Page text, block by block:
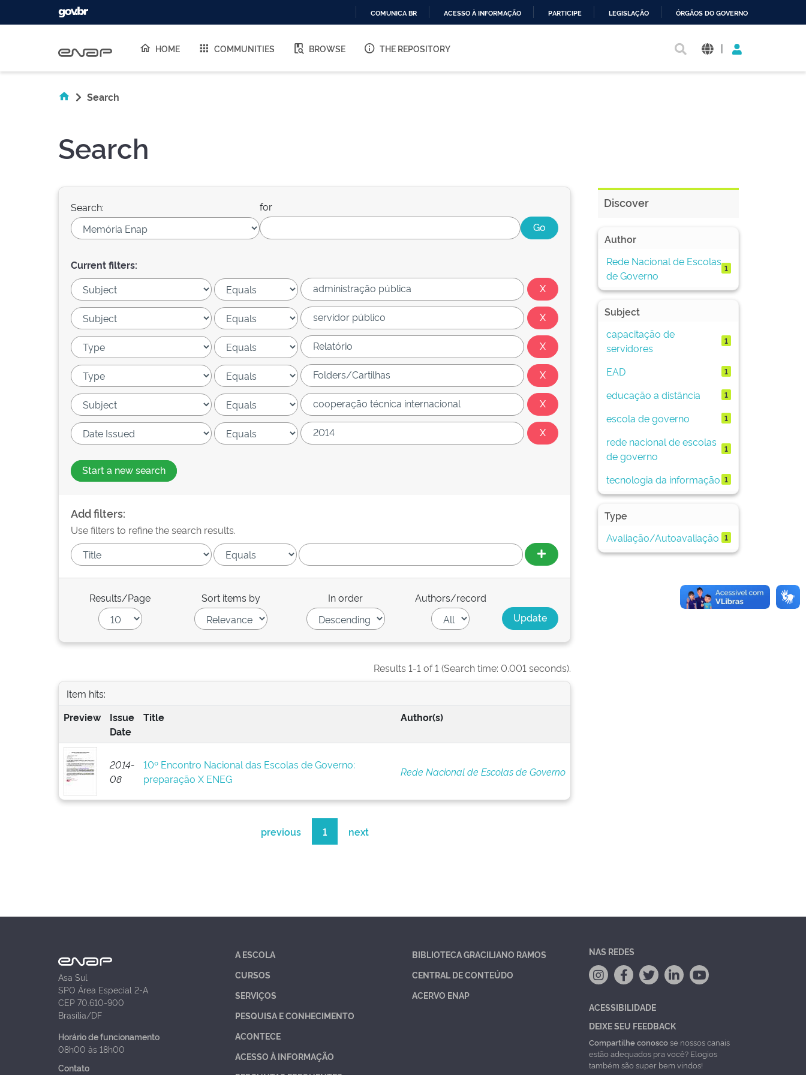
O
COMUNICA BR ACESSO À INFORMAÇÃO PARTICIPE LEGISLAÇÃO ÓRGÃOS DO GOVERNO
HOME COMMUNITIES BROWSE THE REPOSITORY |
Search
Search
Search: for
Current filters:
Start a new search
Add filters:
Use filters to refine the search results.
Results/Page Sort items by In order Authors/record
Results 1-1 of 1 (Search time: 0.001 seconds).
Item hits:
Preview
Issue
Date
Title Author(s)
2014-
08
10º Encontro Nacional das Escolas de Governo:
preparação X ENEG
Rede Nacional de Escolas de Governo
previous 1 next
Discover
Author
Rede Nacional de Escolas
de Governo
1
Subject
capacitação de
servidores
1
EAD 1
educação a distância 1
escola de governo 1
rede nacional de escolas
de governo
1
tecnologia da informação 1
Type
Avaliação/Autoavaliação 1
Asa Sul
SPO Área Especial 2-A
CEP 70.610-900
Brasília/DF
Horário de funcionamento
08h00 às 18h00
Contato
A ESCOLA
CURSOS
SERVIÇOS
PESQUISA E CONHECIMENTO
ACONTECE
ACESSO À INFORMAÇÃO
BIBLIOTECA GRACILIANO RAMOS
CENTRAL DE CONTEÚDO
ACERVO ENAP
NAS REDES
ACESSIBILIDADE
DEIXE SEU FEEDBACK
Compartilhe conoscose nossos canais
estão adequados pra você? Elogios
também são super bem vindos!